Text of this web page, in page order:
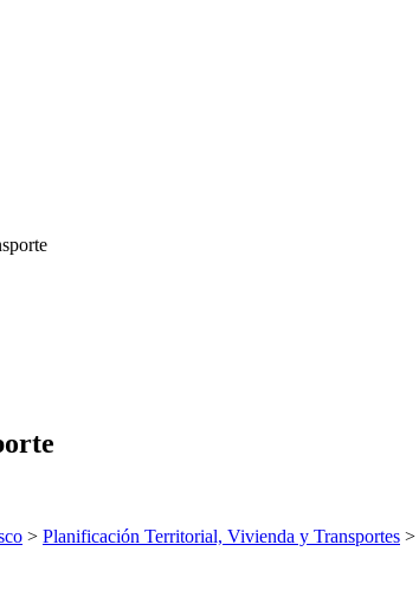
> Planificación Territorial, Vivienda y Transportes >